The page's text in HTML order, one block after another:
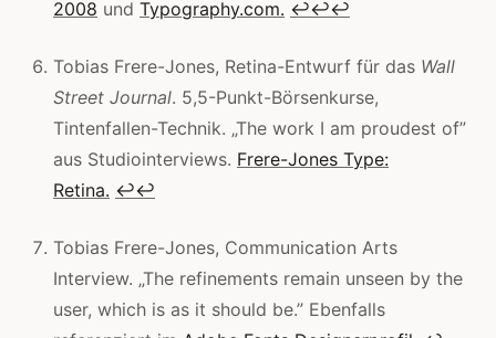
2008 und Typography.com. ↩↩↩
Tobias Frere-Jones, Retina-Entwurf für das Wall
Street Journal. 5,5-Punkt-Börsenkurse,
Tintenfallen-Technik. „The work I am proudest of”
aus Studiointerviews. Frere-Jones Type:
Retina. ↩↩
Tobias Frere-Jones, Communication Arts
Interview. „The refinements remain unseen by the
user, which is as it should be.” Ebenfalls